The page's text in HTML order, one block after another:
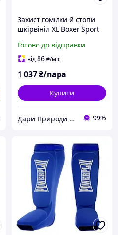
Захист гомілки й стопи
шкірвініл XL Boxer Sport
Готово до відправки
від86₴/міс
1 037₴/пара
Купити
Дари Природи ФОП Жуковський Т.А. 99%